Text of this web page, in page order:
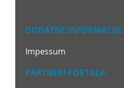
DODATNE INFORMACIJE:
Impessum
PARTNERI PORTALA: